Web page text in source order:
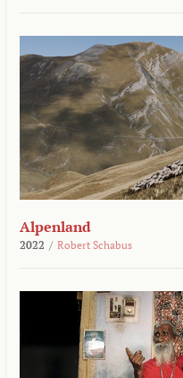
Alpenland
2022 / Robert Schabus